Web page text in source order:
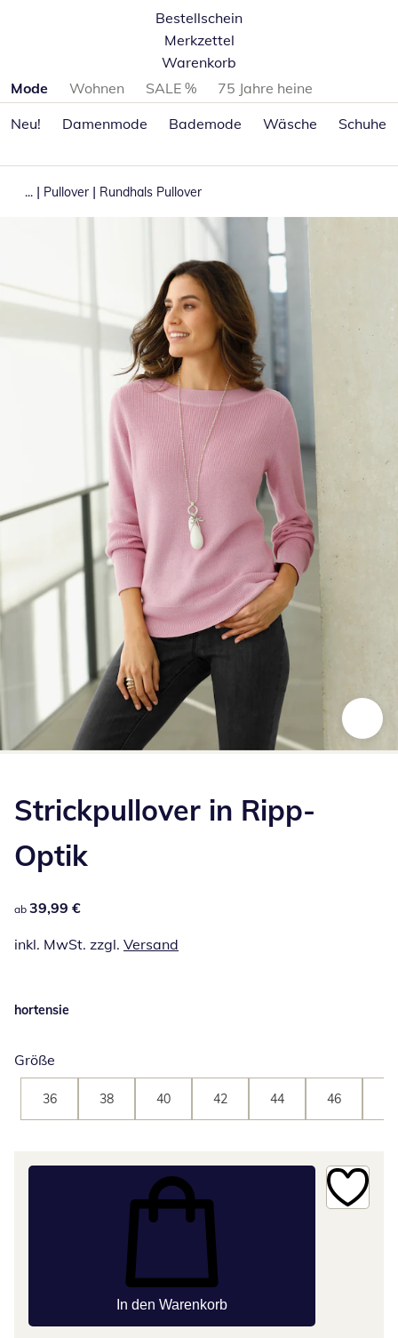
Bestellschein
Merkzettel
Warenkorb
Produktkategorien überspringen
Mode Wohnen SALE %
75 Jahre heine
Neu!
Damenmode Bademode Wäsche Schuhe
... | Pullover | Rundhals Pullover
Strickpullover in Ripp-
Optik
39,99 €
ab 39,99 €
inkl. MwSt. zzgl. Versand
hortensie
Größe
36 38 40 42 44 46
In den Warenkorb